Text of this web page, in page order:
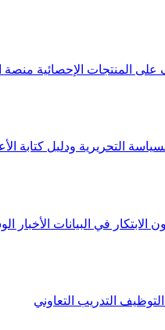
المنتجات الإحصائية منصة
التحريرية ودليل كتابة
الابتكار في البيانات الأخبار
التوظيف التدريب التعاوني